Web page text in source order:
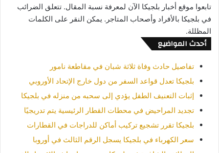
تابعوا موقع أخبار بلجيكا الآن لمعرفة نسبة المقال. تتعلق الضرائب
في بلجيكا بالأفراد وأصحاب المتاجر. يمكن النقر على الكلمات
المظللة.
أحدث المواضيع
تفاصيل حادث وفاة ثلاثة شبان في مقاطعة نامور
بلجيكا تعدل قواعد السفر من دول خارج الإتحاد الأوروبي
إثبات التعنيف الطفل يؤدي إلى سحبه من منزله في بلجيكا
تجديد المراحيض في محطات القطار الرئيسية يتم تدريجيًا
بلجيكا تقرر تشجيع تركيب أماكن للدراجات في القطارات
سعر الكهرباء في بلجيكا يسجل الرقم الثالث في أوروبا